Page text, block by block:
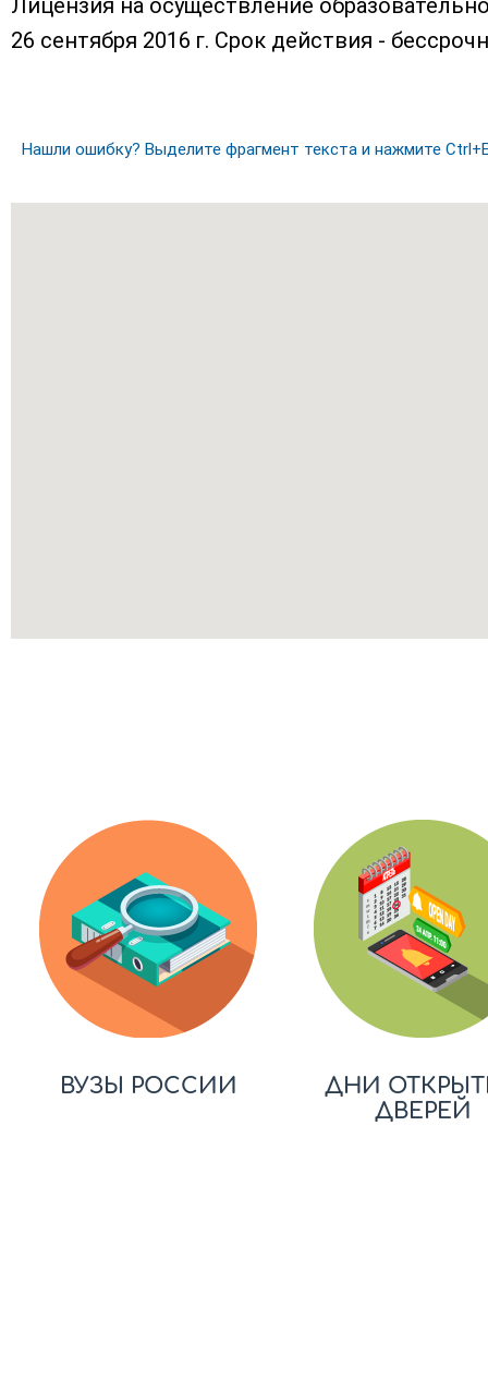
Лицензия на осуществление
26 сентября 2016 г. Срок действия -
Нашли ошибку? Выделите фрагмент текста и нажмите
ВУЗЫ РОССИИ
ДНИ
ДВЕРЕЙ